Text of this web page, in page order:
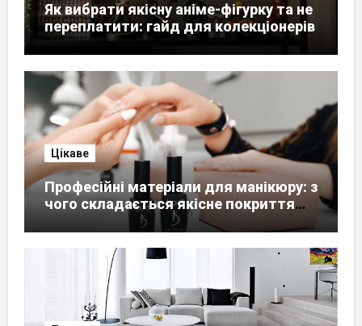
Як вибрати якісну аніме-фігурку та не
переплатити: гайд для колекціонерів
Цікаве
Професійні матеріали для манікюру: з
чого складається якісне покриття